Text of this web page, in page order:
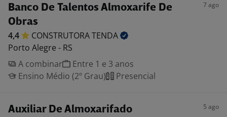
Banco De Talentos Almoxarife De
Obras
7 ago
4,4 CONSTRUTORATENDA
Porto Alegre - RS
A combinar
Entre 1 e 3 anos
Ensino Médio (2º Grau)
Presencial
Auxiliar De Almoxarifado 5 ago